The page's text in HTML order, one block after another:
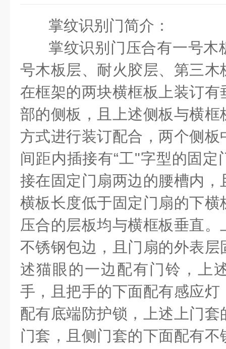
掌纹识别门简介：
掌纹识别门压合有一号木
号木板层、耐火胶层、第三
在框架的两块横框板上装订
部的侧板，且上述侧板与横
方式进行装订配合，两个侧
间距内插接有“工"字型的固
接在固定门扇两边的腰槽内
横板长度低于固定门扇的下
压合的层板均与横框板垂直
不锈钢包边，且门扇的外表
述猫眼的一边配有门铃，上
手，且把手的下面配有感应
配有底端防护锁，上述上门
门套，且侧门套的下面配有